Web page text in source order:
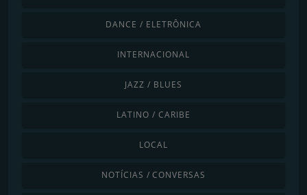
DANCE / ELETRÔNICA
INTERNACIONAL
JAZZ / BLUES
LATINO / CARIBE
LOCAL
NOTÍCIAS / CONVERSAS